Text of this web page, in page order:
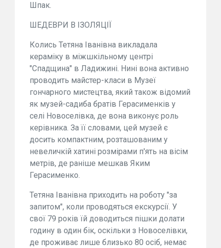
Шпак.
ШЕДЕВРИ В ІЗОЛЯЦІЇ
Колись Тетяна Іванівна викладала
кераміку в міжшкільному центрі
"Спадщина" в Ладижині. Нині вона активно
проводить майстер-класи в Музеї
гончарного мистецтва, який також відомий
як музей-садиба братів Герасименків у
селі Новоселівка, де вона виконує роль
керівника. За її словами, цей музей є
досить компактним, розташованим у
невеличкій хатині розмірами п'ять на вісім
метрів, де раніше мешкав Яким
Герасименко.
Тетяна Іванівна приходить на роботу "за
запитом", коли проводяться екскурсії. У
свої 79 років їй доводиться пішки долати
годину в один бік, оскільки з Новоселівки,
де проживає лише близько 80 осіб, немає